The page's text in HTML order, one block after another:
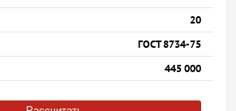
20
ГОСТ 8734-75
445 000